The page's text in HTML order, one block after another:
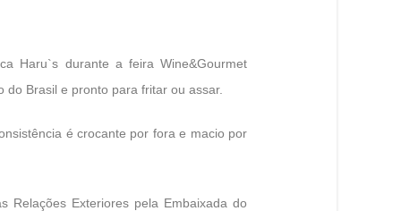
Haru`s durante a feira Wine&Gourmet
do Brasil e pronto para fritar ou assar.
é crocante por fora e macio por
Relações Exteriores pela Embaixada do